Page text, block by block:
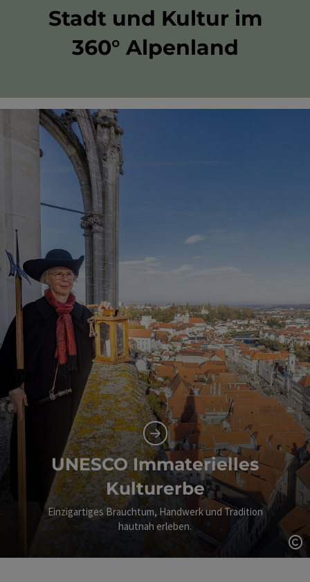
Stadt und Kultur im
360° Alpenland
UNESCO Immaterielles
Kulturerbe
Einzigartiges Brauchtum, Handwerk und Tradition
hautnah erleben.